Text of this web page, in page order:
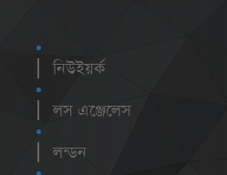
নিউইয়র্ক
লস এঞ্জেলেস
লন্ডন